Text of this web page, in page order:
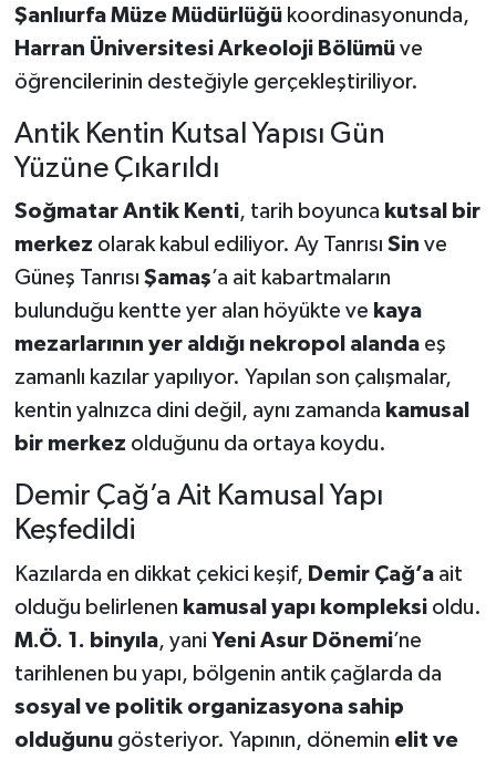
Şanlıurfa Müze Müdürlüğükoordinasyonunda,
Harran Üniversitesi Arkeoloji Bölümüve
öğrencilerinin desteğiyle gerçekleştiriliyor.
Antik Kentin Kutsal Yapısı Gün
Yüzüne Çıkarıldı
Soğmatar Antik Kenti, tarih boyunca kutsal bir
merkez olarak kabul ediliyor. Ay Tanrısı Sin ve
Güneş Tanrısı Şamaş’a ait kabartmaların
bulunduğu kentte yer alan höyükte ve kaya
mezarlarının yer aldığı nekropol alandaeş
zamanlı kazılar yapılıyor. Yapılan son çalışmalar,
kentin yalnızca dini değil, aynı zamanda kamusal
bir merkez olduğunu da ortaya koydu.
Demir Çağ’a Ait Kamusal Yapı
Keşfedildi
Kazılarda en dikkat çekici keşif, Demir Çağ’aait
olduğu belirlenen kamusal yapı kompleksioldu.
M.Ö. 1. binyıla, yani Yeni Asur Dönemi’ne
tarihlenen bu yapı, bölgenin antik çağlarda da
sosyal ve politik organizasyona sahip
olduğunugösteriyor. Yapının, dönemin elit ve